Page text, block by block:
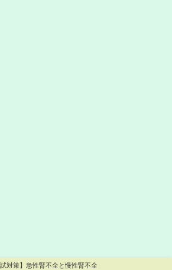
試対策】急性腎不全と慢性腎不全